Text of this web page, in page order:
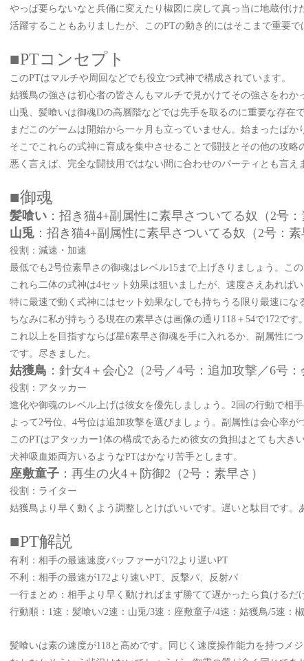
やっぱ要らないなと兵俑に変えたり椒図に戻して真っ当に地蔵付け
活躍することもありましたが、このPTの動き的にはそこまで重要で
■PTコンセプト
このPTはマルチや周回などでも役立つ式神で構成されています。
姑獲鳥の強さは初心者の皆さんもマルチで見かけてその強さをわか
山兎、髪喰いは御魂Dの高層階などでは先手を取るのに重要な存在
まだこのゲームは開始から一ヶ月も立っていません。始まったばか
そこでこれらの式神に育成を集中させることで闘技とその他の攻略
悪く言えば、完全な闘技用ではない間に合わせのパーティとも言え
■御魂
髪喰い ：招き猫4+副属性に素早さついてる奴（2号：
山兎 ：招き猫4+副属性に素早さついてる奴（2号：素
役割：減速・加速
最低でも2号位素早さの御魂はレベル15まで上げきりましょう。こ
これら二体の式神は4セット効果は狙いましたが、速度さえあれば
特に最速で動く式神にはセット効果なしでも持ちうる限り最速にな
ちなみに私が持ちうる現在の素早さは画像の通り 118＋54で172で
これ以上を目指すならば星6素早さ御魂を手に入れるか、副属性に
です。尽きました。
姑獲鳥 ：針女4＋会心2（2号／4号：追加攻撃／6号：
役割：アタッカー
進化や御魂のレベル上げは彼女を優先しましょう。 2回の行動で相
よって2号位、4号位は追加攻撃を選びましょう。副属性は会心率が
このPTはアタッカー1体の構成であるため彼女の負担はとても大き
犬神吸血姫両方いるようなPTはかなり苦手とします。
座敷童子 ：再生の火4＋防御2（2号：素早さ）
役割：ライター
姑獲鳥より早く動くよう調整しとけばいいです。遅いと駄目です。
■PT解説
有利：相手の最速速度バッファーが172より遅いPT
不利：相手の最速が172より速いPT、反撃パ、反射パ
一行まとめ：相手より早く動ければまず勝てて遅かったら負けるだ
行動順： 1速：髪喰い/2速：山兎/3速：座敷童子/4速：姑獲鳥/5速：
髪喰いは素の速度が118と高めです。同じく速度操作能力を持つメ